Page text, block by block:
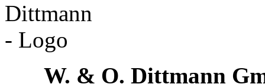
W. & O. Dittmann